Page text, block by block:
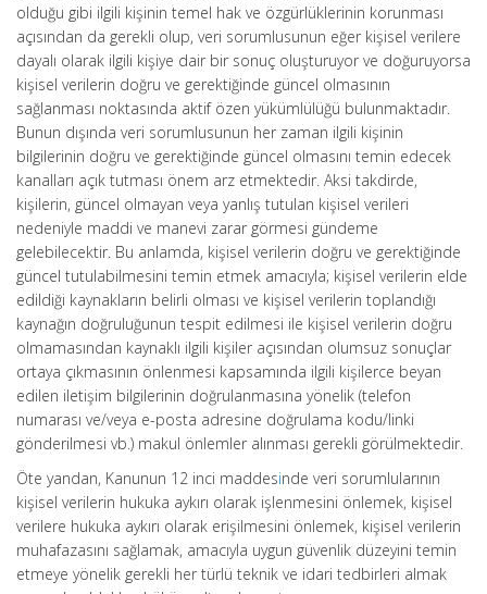
olduğu gibi ilgili kişinin temel hak ve özgürlüklerinin korunması
açısından da gerekli olup, veri sorumlusunun eğer kişisel verilere
dayalı olarak ilgili kişiye dair bir sonuç oluşturuyor ve doğuruyorsa
kişisel verilerin doğru ve gerektiğinde güncel olmasının
sağlanması noktasında aktif özen yükümlülüğü bulunmaktadır.
Bunun dışında veri sorumlusunun her zaman ilgili kişinin
bilgilerinin doğru ve gerektiğinde güncel olmasını temin edecek
kanalları açık tutması önem arz etmektedir. Aksi takdirde,
kişilerin, güncel olmayan veya yanlış tutulan kişisel verileri
nedeniyle maddi ve manevi zarar görmesi gündeme
gelebilecektir. Bu anlamda, kişisel verilerin doğru ve gerektiğinde
güncel tutulabilmesini temin etmek amacıyla; kişisel verilerin elde
edildiği kaynakların belirli olması ve kişisel verilerin toplandığı
kaynağın doğruluğunun tespit edilmesi ile kişisel verilerin doğru
olmamasından kaynaklı ilgili kişiler açısından olumsuz sonuçlar
ortaya çıkmasının önlenmesi kapsamında ilgili kişilerce beyan
edilen iletişim bilgilerinin doğrulanmasına yönelik (telefon
numarası ve/veya e-posta adresine doğrulama kodu/linki
gönderilmesi vb.) makul önlemler alınması gerekli görülmektedir.
Öte yandan, Kanunun 12 inci maddesinde veri sorumlularının
kişisel verilerin hukuka aykırı olarak işlenmesini önlemek, kişisel
verilere hukuka aykırı olarak erişilmesini önlemek, kişisel verilerin
muhafazasını sağlamak, amacıyla uygun güvenlik düzeyini temin
etmeye yönelik gerekli her türlü teknik ve idari tedbirleri almak